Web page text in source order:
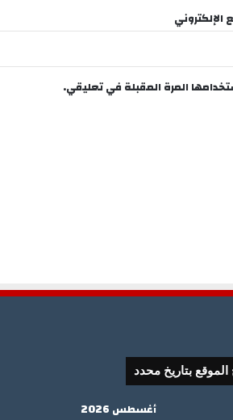
الإلكتروني
المرة المقبلة في تعليقي.
بتاريخ محدد
أغسطس 2026